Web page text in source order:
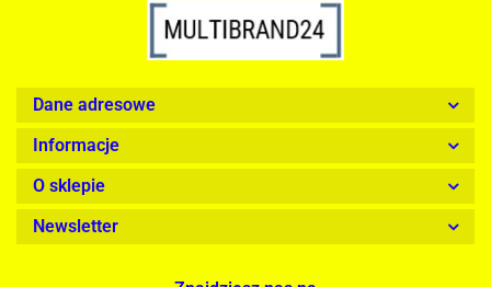
Dane adresowe
Informacje
O sklepie
Newsletter